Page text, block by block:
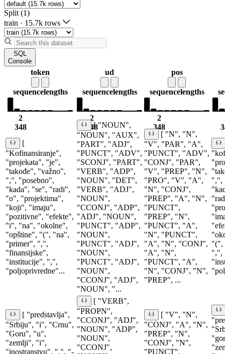
Split (1)
train · 15.7k rows
SQL
Console
token
sequencelengths
2
348
ud
sequencelengths
2
348
pos
sequencelengths
2
348
[
"Kofinansiranje",
"projekata", "je",
"takođe", "važno",
",", "posebno",
"kada", "se", "radi",
"o", "projektima",
"koji", "imaju",
"pozitivne", "efekte",
"i", "na", "okolne",
"opštine", "(", "na",
"primer", ",",
"finansijske",
"institucije", ",",
"poljoprivredne"...
[ "NOUN",
"NOUN", "AUX",
"PART", "ADJ",
"PUNCT", "ADV",
"SCONJ", "PART",
"VERB", "ADP",
"NOUN", "DET",
"VERB", "ADJ",
"NOUN",
"CCONJ", "ADP",
"ADJ", "NOUN",
"PUNCT", "ADP",
"NOUN",
"PUNCT", "ADJ",
"NOUN",
"PUNCT", "ADJ",
"NOUN",
"CCONJ", "ADJ",
"NOUN", "...
[ "N", "N",
"V", "PAR", "A",
"PUNCT", "ADV",
"CONJ", "PAR",
"V", "PREP", "N",
"PRO", "V", "A",
"N", "CONJ",
"PREP", "A", "N",
"PUNCT",
"PREP", "N",
"PUNCT", "A",
"N", "PUNCT",
"A", "N", "CONJ",
"A", "N",
"PUNCT", "A",
"N", "CONJ", "N",
"PREP", ...
",",
"(",
",",
[ "predstavlja",
"Srbiju", "i", "Crnu",
"Goru", "u",
"zemlji", "i",
"inostranstvu", ",", "-
[ "VERB",
"PROPN",
"CCONJ", "ADJ",
"NOUN", "ADP",
"NOUN",
"CCONJ",
[ "V", "N",
"CONJ", "A", "N",
"PREP", "N",
"CONJ", "N",
"PUNCT",